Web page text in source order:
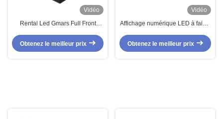
Vidéo
Rental Led Gmars Full Front
Digital Led Display Screen
Obtenez le meilleur prix
Vidéo
Affichage numérique LED à faible
Affichage LED à épaisseur de
pixel étroite
Obtenez le meilleur prix